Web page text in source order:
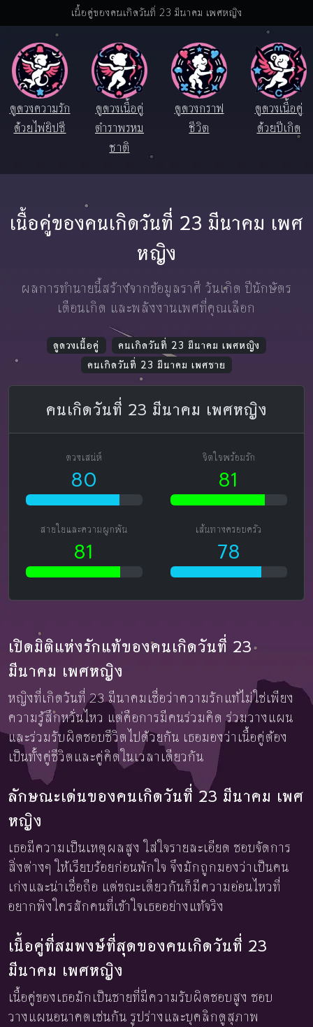
เนื้อคู่ของคนเกิดวันที่ 23 มีนาคม เพศหญิง
ดูดวงความรัก
ด้วยไพ่ยิปซี
ดูดวงเนื้อคู่
ตำราพรหม
ชาติ
ดูดวงกราฟ
ชีวิต
ดูดวงเนื้อคู่
ด้วยปีเกิด
เนื้อคู่ของคนเกิดวันที่ 23 มีนาคม เพศ
หญิง
ผลการทำนายนี้สร้างจากข้อมูลราศี วันเกิด ปีนักษัตร
เดือนเกิด และพลังงานเพศที่คุณเลือก
ดูดวงเนื้อคู่
คนเกิดวันที่ 23 มีนาคม เพศหญิง
คนเกิดวันที่ 23 มีนาคม เพศชาย
คนเกิดวันที่ 23 มีนาคม เพศหญิง
ดวงเสน่ห์
80
จิตใจพร้อมรัก
81
สายใยและความผูกพัน
81
เส้นทางครอบครัว
78
เปิดมิติแห่งรักแท้ของคนเกิดวันที่ 23
มีนาคม เพศหญิง
หญิงที่เกิดวันที่ 23 มีนาคมเชื่อว่าความรักแท้ไม่ใช่เพียง
ความรู้สึกหวั่นไหว แต่คือการมีคนร่วมคิด ร่วมวางแผน
และร่วมรับผิดชอบชีวิตไปด้วยกัน เธอมองว่าเนื้อคู่ต้อง
เป็นทั้งคู่ชีวิตและคู่คิดในเวลาเดียวกัน
ลักษณะเด่นของคนเกิดวันที่ 23 มีนาคม เพศ
หญิง
เธอมีความเป็นเหตุผลสูง ใส่ใจรายละเอียด ชอบจัดการ
สิ่งต่างๆ ให้เรียบร้อยก่อนพักใจ จึงมักถูกมองว่าเป็นคน
เก่งและน่าเชื่อถือ แต่ขณะเดียวกันก็มีความอ่อนไหวที่
อยากพิงใครสักคนที่เข้าใจเธออย่างแท้จริง
เนื้อคู่ที่สมพงษ์ที่สุดของคนเกิดวันที่ 23
มีนาคม เพศหญิง
เนื้อคู่ของเธอมักเป็นชายที่มีความรับผิดชอบสูง ชอบ
วางแผนอนาคตเช่นกัน รูปร่างและบุคลิกดูสุภาพ